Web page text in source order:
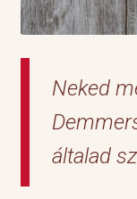
Neked
általad